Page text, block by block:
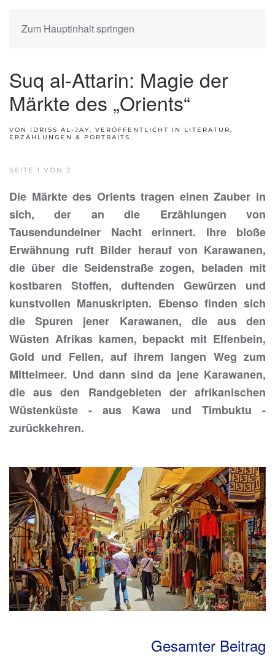
Zum Hauptinhalt springen
Suq al-Attarin: Magie der
Märkte des „Orients“
VON IDRISS AL-JAY. VERÖFFENTLICHT IN LITERATUR,
ERZÄHLUNGEN & PORTRAITS.
SEITE 1 VON 2
Die Märkte des Orients tragen einen Zauber in
sich, der an die Erzählungen von
Tausendundeiner Nacht erinnert. Ihre bloße
Erwähnung ruft Bilder herauf von Karawanen,
die über die Seidenstraße zogen, beladen mit
kostbaren Stoffen, duftenden Gewürzen und
kunstvollen Manuskripten. Ebenso finden sich
die Spuren jener Karawanen, die aus den
Wüsten Afrikas kamen, bepackt mit Elfenbein,
Gold und Fellen, auf ihrem langen Weg zum
Mittelmeer. Und dann sind da jene Karawanen,
die aus den Randgebieten der afrikanischen
Wüstenküste - aus Kawa und Timbuktu -
zurückkehren.
Gesamter Beitrag